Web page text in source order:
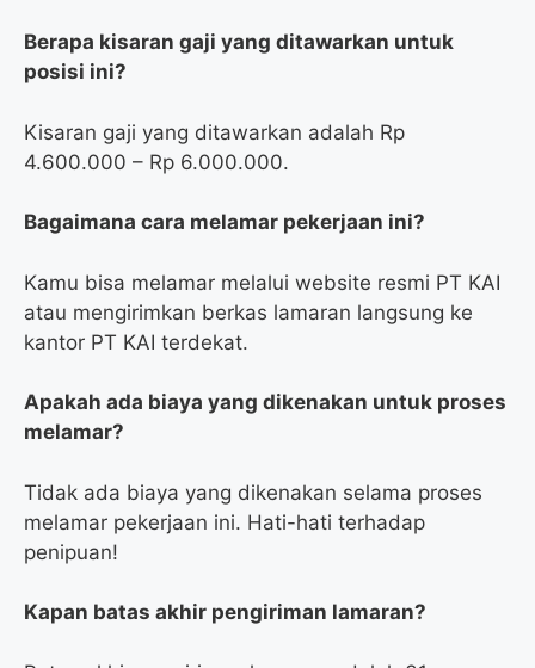
Berapa kisaran gaji yang ditawarkan untuk
posisi ini?
Kisaran gaji yang ditawarkan adalah Rp
4.600.000 – Rp 6.000.000.
Bagaimana cara melamar pekerjaan ini?
Kamu bisa melamar melalui website resmi PT KAI
atau mengirimkan berkas lamaran langsung ke
kantor PT KAI terdekat.
Apakah ada biaya yang dikenakan untuk proses
melamar?
Tidak ada biaya yang dikenakan selama proses
melamar pekerjaan ini. Hati-hati terhadap
penipuan!
Kapan batas akhir pengiriman lamaran?